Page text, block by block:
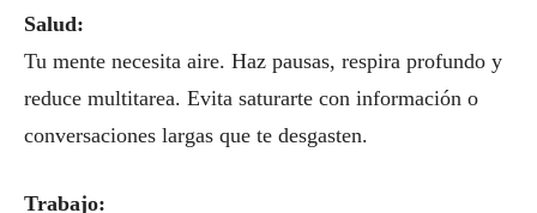
Salud:
Tu mente necesita aire. Haz pausas, respira profundo y
reduce multitarea. Evita saturarte con información o
conversaciones largas que te desgasten.
Trabajo: